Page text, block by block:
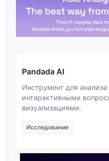
Pandada AI
Инструмент для
интерактивными
визуализациями.
Исследование